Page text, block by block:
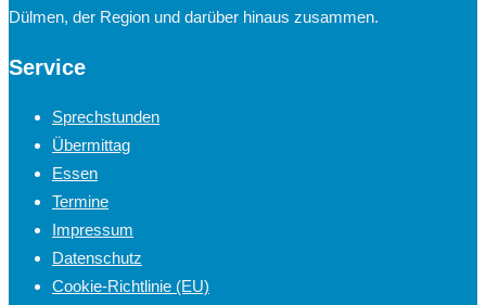
Dülmen, der Region und darüber hinaus zusammen.
Service
Sprechstunden
Übermittag
Essen
Termine
Impressum
Datenschutz
Cookie-Richtlinie (EU)